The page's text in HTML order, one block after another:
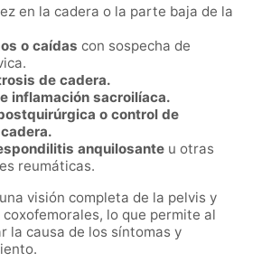
en la cadera o la parte baja de la
o caídas con sospecha de
de cadera.
inflamación sacroilíaca.
o control de
anquilosante u otras
reumáticas.
visión completa de la pelvis y
lo que permite al
la causa de los síntomas y